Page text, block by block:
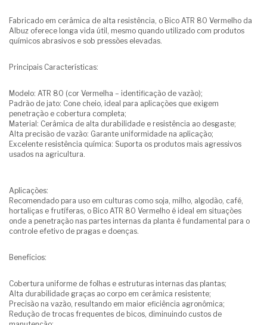
Fabricado em cerâmica de alta resistência, o Bico ATR 80 Vermelho da
Albuz oferece longa vida útil, mesmo quando utilizado com produtos
químicos abrasivos e sob pressões elevadas.
Principais Características:
Modelo: ATR 80 (cor Vermelha – identificação de vazão);
Padrão de jato: Cone cheio, ideal para aplicações que exigem
penetração e cobertura completa;
Material: Cerâmica de alta durabilidade e resistência ao desgaste;
Alta precisão de vazão: Garante uniformidade na aplicação;
Excelente resistência química: Suporta os produtos mais agressivos
usados na agricultura.
Aplicações:
Recomendado para uso em culturas como soja, milho, algodão, café,
hortaliças e frutíferas, o Bico ATR 80 Vermelho é ideal em situações
onde a penetração nas partes internas da planta é fundamental para o
controle efetivo de pragas e doenças.
Benefícios:
Cobertura uniforme de folhas e estruturas internas das plantas;
Alta durabilidade graças ao corpo em cerâmica resistente;
Precisão na vazão, resultando em maior eficiência agronômica;
Redução de trocas frequentes de bicos, diminuindo custos de